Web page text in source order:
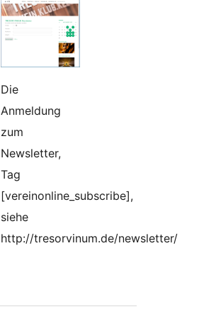
Die
Anmeldung
zum
Newsletter,
Tag
[vereinonline_subscribe],
siehe
http://tresorvinum.de/newsletter/